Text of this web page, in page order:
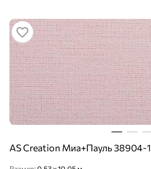
AS Creation Миа+Пауль 38904-1